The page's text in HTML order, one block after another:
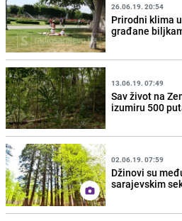
26.06.19. 20:54
Prirodni klima
građane
13.06.19. 07:49
Sav život na
izumiru 500
02.06.19. 07:59
Džinovi su
sarajevskim